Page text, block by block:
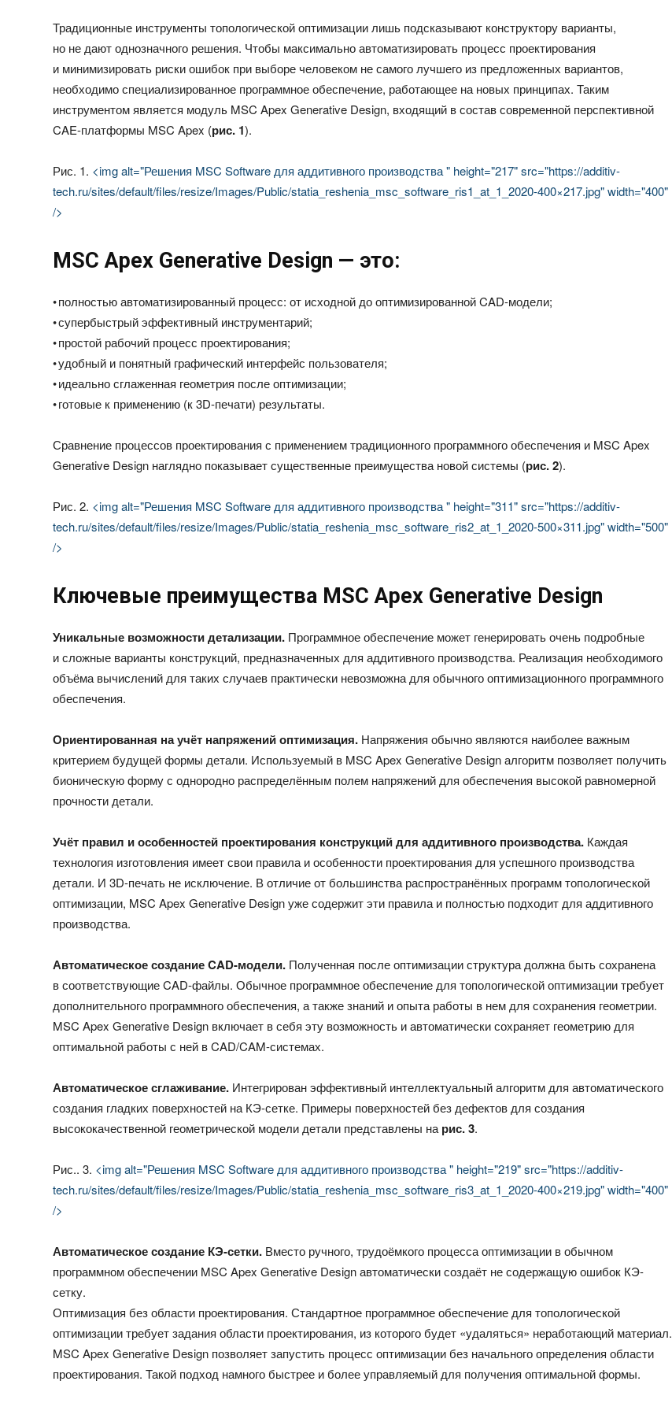
Традиционные инструменты топологической оптимизации лишь подсказывают конструктору варианты,
но не дают однозначного решения. Чтобы максимально автоматизировать процесс проектирования
и минимизировать риски ошибок при выборе человеком не самого лучшего из предложенных вариантов,
необходимо специализированное программное обеспечение, работающее на новых принципах. Таким
инструментом является модуль MSC Apex Generative Design, входящий в состав современной перспективной
CAE-платформы MSC Apex (рис. 1).
Рис. 1. <img alt="Решения MSC Software для аддитивного производства " height="217" src="https://additiv-
tech.ru/sites/default/files/resize/Images/Public/statia_reshenia_msc_software_ris1_at_1_2020-400×217.jpg" width="400"
/>
MSC Apex Generative Design — это:
• полностью автоматизированный процесс: от исходной до оптимизированной CAD-модели;
• супербыстрый эффективный инструментарий;
• простой рабочий процесс проектирования;
• удобный и понятный графический интерфейс пользователя;
• идеально сглаженная геометрия после оптимизации;
• готовые к применению (к 3D-печати) результаты.
Сравнение процессов проектирования с применением традиционного программного обеспечения и MSC Apex
Generative Design наглядно показывает существенные преимущества новой системы (рис. 2).
Рис. 2. <img alt="Решения MSC Software для аддитивного производства " height="311" src="https://additiv-
tech.ru/sites/default/files/resize/Images/Public/statia_reshenia_msc_software_ris2_at_1_2020-500×311.jpg" width="500"
/>
Ключевые преимущества MSC Apex Generative Design
Уникальные возможности детализации. Программное обеспечение может генерировать очень подробные
и сложные варианты конструкций, предназначенных для аддитивного производства. Реализация необходимого
объёма вычислений для таких случаев практически невозможна для обычного оптимизационного программного
обеспечения.
Ориентированная на учёт напряжений оптимизация. Напряжения обычно являются наиболее важным
критерием будущей формы детали. Используемый в MSC Apex Generative Design алгоритм позволяет получить
бионическую форму с однородно распределённым полем напряжений для обеспечения высокой равномерной
прочности детали.
Учёт правил и особенностей проектирования конструкций для аддитивного производства. Каждая
технология изготовления имеет свои правила и особенности проектирования для успешного производства
детали. И 3D-печать не исключение. В отличие от большинства распространённых программ топологической
оптимизации, MSC Apex Generative Design уже содержит эти правила и полностью подходит для аддитивного
производства.
Автоматическое создание CAD-модели. Полученная после оптимизации структура должна быть сохранена
в соответствующие CAD-файлы. Обычное программное обеспечение для топологической оптимизации требует
дополнительного программного обеспечения, а также знаний и опыта работы в нем для сохранения геометрии.
MSC Apex Generative Design включает в себя эту возможность и автоматически сохраняет геометрию для
оптимальной работы с ней в CAD/CAM-системах.
Автоматическое сглаживание. Интегрирован эффективный интеллектуальный алгоритм для автоматического
создания гладких поверхностей на КЭ-сетке. Примеры поверхностей без дефектов для создания
высококачественной геометрической модели детали представлены нарис. 3.
Рис.. 3. <img alt="Решения MSC Software для аддитивного производства " height="219" src="https://additiv-
tech.ru/sites/default/files/resize/Images/Public/statia_reshenia_msc_software_ris3_at_1_2020-400×219.jpg" width="400"
/>
Автоматическое создание КЭ-сетки. Вместо ручного, трудоёмкого процесса оптимизации в обычном
программном обеспечении MSC Apex Generative Design автоматически создаёт не содержащую ошибок КЭ-
сетку.
Оптимизация без области проектирования. Стандартное программное обеспечение для топологической
оптимизации требует задания области проектирования, из которого будет «удаляться» неработающий материал.
MSC Apex Generative Design позволяет запустить процесс оптимизации без начального определения области
проектирования. Такой подход намного быстрее и более управляемый для получения оптимальной формы.